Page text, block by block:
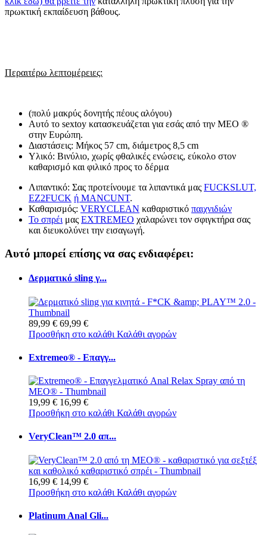
πρωκτική εκπαίδευση βάθους.
Περαιτέρω λεπτομέρειες:
(πολύ μακρύς δονητής πέους αλόγου)
Αυτό το sextoy κατασκευάζεται για εσάς από την MEO ®
στην Ευρώπη.
Διαστάσεις: Μήκος 57 cm, διάμετρος 8,5 cm
Υλικό: Βινύλιο, χωρίς φθαλικές ενώσεις, εύκολο στον
καθαρισμό και φιλικό προς το δέρμα
Λιπαντικό: Σας προτείνουμε τα λιπαντικά μας FUCKSLUT,
EZ2FUCK ή MANCUNT.
Καθαρισμός: VERYCLEAN καθαριστικό παιχνιδιών
Το σπρέι μας EXTREMEO χαλαρώνει τον σφιγκτήρα σας
και διευκολύνει την εισαγωγή.
Αυτό μπορεί επίσης να σας ενδιαφέρει:
Δερματικό sling γ...
89,99 € 69,99 €
Προσθήκη στο καλάθι Καλάθι αγορών
Extremeo® - Επαγγ...
19,99 € 16,99 €
Προσθήκη στο καλάθι Καλάθι αγορών
VeryClean™ 2.0 απ...
16,99 € 14,99 €
Προσθήκη στο καλάθι Καλάθι αγορών
Platinum Anal Gli...